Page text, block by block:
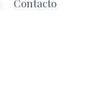
Contacto